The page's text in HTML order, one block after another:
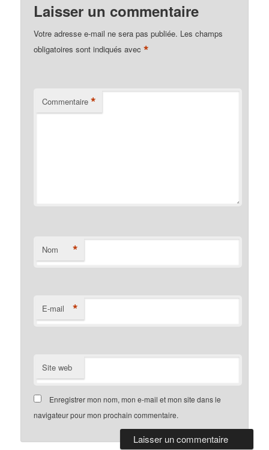
Laisser un commentaire
Votre adresse e-mail ne sera pas publiée. Les champs
obligatoires sont indiqués avec*
Commentaire *
Nom *
E-mail *
Site web
Enregistrer mon nom, mon e-mail et mon site dans le
navigateur pour mon prochain commentaire.